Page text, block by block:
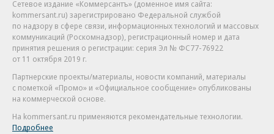
Сетевое издание «Коммерсантъ» (доменное имя сайта:
kommersant.ru) зарегистрировано Федеральной службой
по надзору в сфере связи, информационных технологий и массовых
коммуникаций (Роскомнадзор), регистрационный номер и дата
принятия решения о регистрации: серия Эл № ФС77-76922
от 11 октября 2019 г.
Партнерские проекты/материалы, новости компаний, материалы
с пометкой «Промо» и «Официальное сообщение» опубликованы
на коммерческой основе.
На kommersant.ru применяются рекомендательные технологии.
Подробнее